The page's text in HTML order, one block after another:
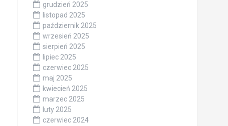
grudzień 2025
listopad 2025
październik 2025
wrzesień 2025
sierpień 2025
lipiec 2025
czerwiec 2025
maj 2025
kwiecień 2025
marzec 2025
luty 2025
czerwiec 2024